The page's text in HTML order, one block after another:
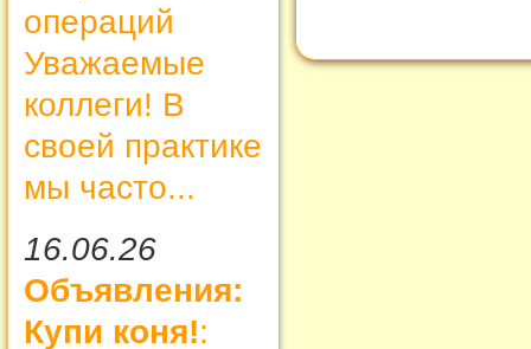
операций
Уважаемые
коллеги! В
своей практике
мы часто...
16.06.26
Объявления:
Купи коня!: